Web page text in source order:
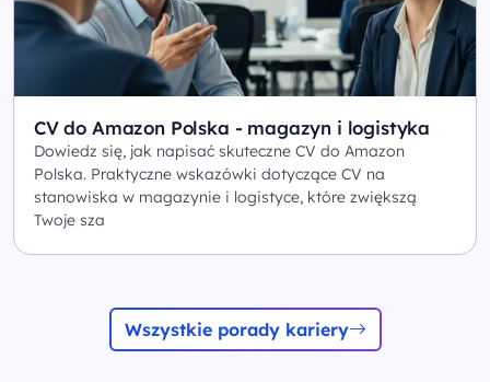
CV do Amazon Polska - magazyn i logistyka
Dowiedz się, jak napisać skuteczne CV do Amazon
Polska. Praktyczne wskazówki dotyczące CV na
stanowiska w magazynie i logistyce, które zwiększą
Twoje sza
Wszystkie porady kariery